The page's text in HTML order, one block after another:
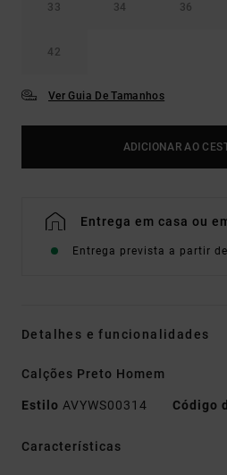
33 34 36
42
Ver Guia De Tamanhos
ADICIONAR AO
Entrega em casa ou
Entrega prevista a partir de
Detalhes e funcionalidades
Calções Preto Homem
Estilo AVYWS00314 Código
Características